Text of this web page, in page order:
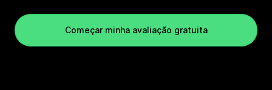
Começar minha avaliação gratuita